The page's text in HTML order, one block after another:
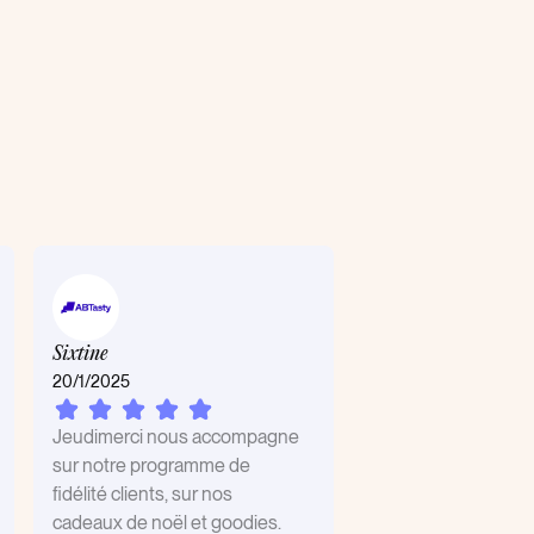
Sixtine
20/1/2025
Jeudimerci nous accompagne
sur notre programme de
fidélité clients, sur nos
cadeaux de noël et goodies.